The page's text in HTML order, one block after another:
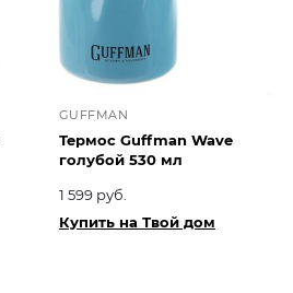
GUFFMAN
Термос Guffman Wave
голубой 530 мл
1 599 руб.
Купить на Твой дом